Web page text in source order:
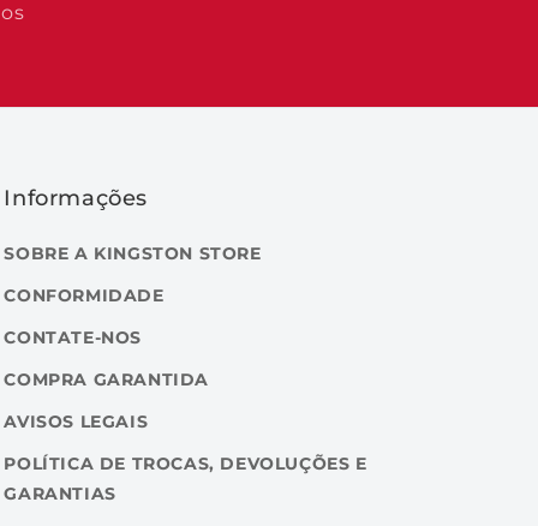
Informações
SOBRE A KINGSTON STORE
CONFORMIDADE
CONTATE-NOS
COMPRA GARANTIDA
AVISOS LEGAIS
POLÍTICA DE TROCAS, DEVOLUÇÕES E
GARANTIAS